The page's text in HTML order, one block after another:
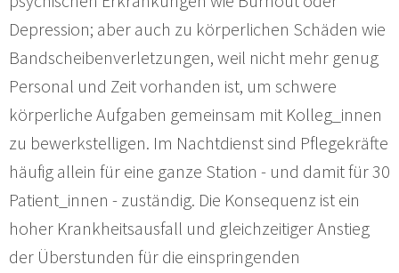
Depression; aber auch zu körperlichen Schäden wie
Bandscheibenverletzungen, weil nicht mehr genug
Personal und Zeit vorhanden ist, um schwere
körperliche Aufgaben gemeinsam mit Kolleg_innen
zu bewerkstelligen. Im Nachtdienst sind Pflegekräfte
häufig allein für eine ganze Station - und damit für 30
Patient_innen - zuständig. Die Konsequenz ist ein
hoher Krankheitsausfall und gleichzeitiger Anstieg
der Überstunden für die einspringenden